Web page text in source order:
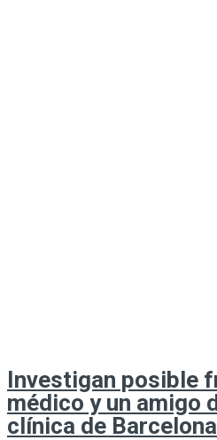
Investigan posible
médico y un amigo
clínica de Barcelona